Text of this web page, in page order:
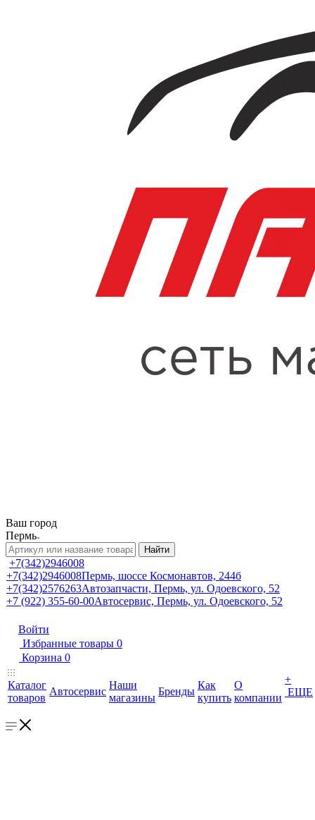
Ваш город
Пермь
Найти
+7(342)2946008
+7(342)2946008Пермь, шоссе Космонавтов, 244б
+7(342)2576263Автозапчасти, Пермь, ул. Одоевского, 52
+7 (922) 355-60-00Автосервис, Пермь, ул. Одоевского, 52
Войти
Избранные товары 0
Корзина 0
Каталог
товаров
Автосервис
Наши
магазины
Бренды
Как
купить
О
компании
+
ЕЩЕ